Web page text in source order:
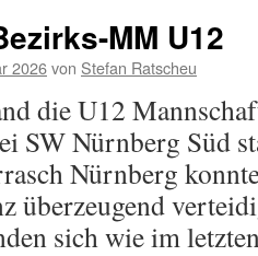
MM U12
2026von Stefan Ratscheu
die U12
SW Nürnberg Süd
Nürnberg
überzeugend
sich wie im